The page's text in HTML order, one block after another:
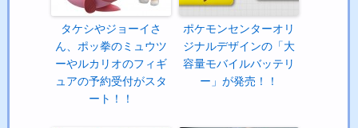
タケシやジョーイさ
ん、ポッ拳のミュウツ
ーやルカリオのフィギ
ュアの予約受付がスタ
ート！！
ポケモンセンターオリ
ジナルデザインの「大
容量モバイルバッテリ
ー」が発売！！